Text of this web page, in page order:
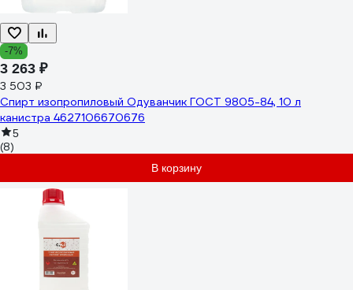
-7%
3 263 ₽
3 503 ₽
Спирт изопропиловый Одуванчик ГОСТ 9805-84, 10 л
канистра 4627106670676
5
(8)
В корзину